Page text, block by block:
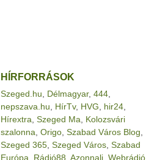
HÍRFORRÁSOK
Szeged.hu Délmagyar, 444
nepszava.hu
HírTv, HVG hir24
Hírextra Szeged Ma
Kolozsvári
szalonna Origo Szabad Város Blog
Szeged 365 Szeged Város Szabad
Európa
Rádió88 Azonnali Webrádió